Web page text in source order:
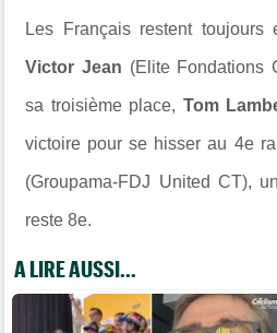
Les Français restent toujours
Victor Jean (Elite Fondations
sa troisième place, Tom
victoire pour se hisser au 4e
(Groupama-FDJ United CT),
reste 8e.
A LIRE AUSSI...